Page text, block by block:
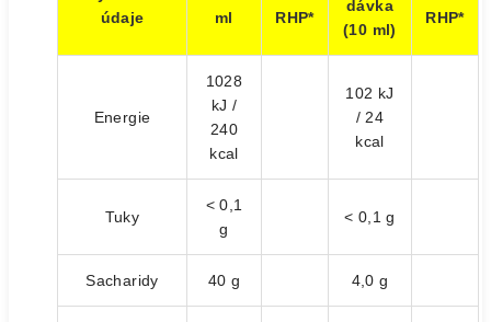
údaje
ml
RHP*
dávka
(10 ml)
RHP*
Energie
1028
kJ /
240
kcal
102 kJ
/ 24
kcal
Tuky
< 0,1
g
< 0,1 g
Sacharidy 40 g 4,0 g